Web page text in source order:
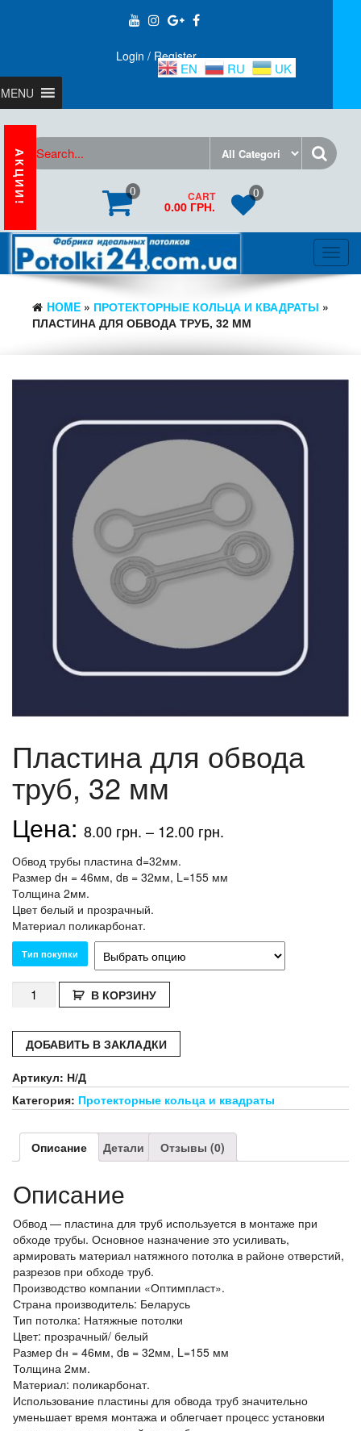
АКЦИИ!
Login / Register
MENU
0 CART
0.00 ГРН.
0
HOME » ПРОТЕКТОРНЫЕ КОЛЬЦА И КВАДРАТЫ »
ПЛАСТИНА ДЛЯ ОБВОДА ТРУБ, 32 ММ
Пластина для обвода
труб, 32 мм
8.00 грн. – 12.00 грн.
Обвод трубы пластина d=32мм.
Размер dн = 46мм, dв = 32мм, L=155 мм
Толщина 2мм.
Цвет белый и прозрачный.
Материал поликарбонат.
Тип покупки
Количество
Пластина
обвода
труб,
мм
В КОРЗИНУ
ДОБАВИТЬ В ЗАКЛАДКИ
Артикул: Н/Д
Категория: Протекторные кольца и квадраты
Описание Детали Отзывы (0)
Описание
Обвод — пластина для труб используется в монтаже при
обходе трубы. Основное назначение это усиливать,
армировать материал натяжного потолка в районе отверстий,
разрезов при обходе труб.
Производство компании «Оптимпласт».
Страна производитель: Беларусь
Тип потолка: Натяжные потолки
Цвет: прозрачный/ белый
Размер dн = 46мм, dв = 32мм, L=155 мм
Толщина 2мм.
Материал: поликарбонат.
Использование пластины для обвода труб значительно
уменьшает время монтажа и облегчает процесс установки
EN RU UK